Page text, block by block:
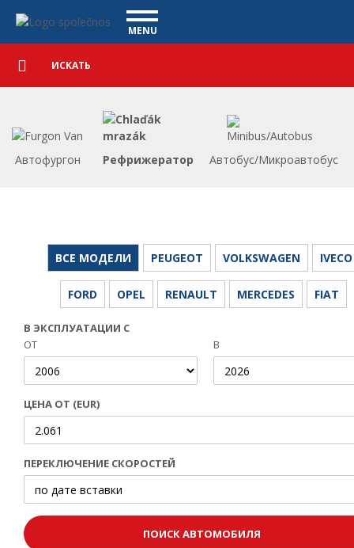
Коммерческие автомобили - Vanscentre
Navigace
MENU
КОММЕРЧЕСКИЕ АВТОМОБИЛИ
АВТОМОБИЛИ
ЧТО МЫ ПРЕДЛАГАЕМ
ФИНАНСИРОВАНИЕ
CСЫЛКА
Подробный
поиск Искать
Автофургон Рефрижератор Автобус/Микроавтобус
ВСЕ МОДЕЛИ PEUGEOT VOLKSWAGEN IVECO
FORD OPEL RENAULT MERCEDES FIAT
В ЭКСПЛУАТАЦИИ С
ОТ
В
ЦЕНА ОТ (EUR)
ПЕРЕКЛЮЧЕНИЕ СКОРОСТЕЙ